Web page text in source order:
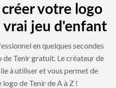
votre logo
vrai jeu d'enfant
en quelques secondes
Tenir gratuit. Le créateur de
à utiliser et vous permet de
de Tenir de A à Z !